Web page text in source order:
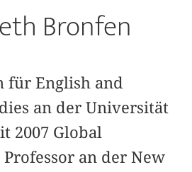
Bronfen
für English and
an der Universität
2007 Global
an der New